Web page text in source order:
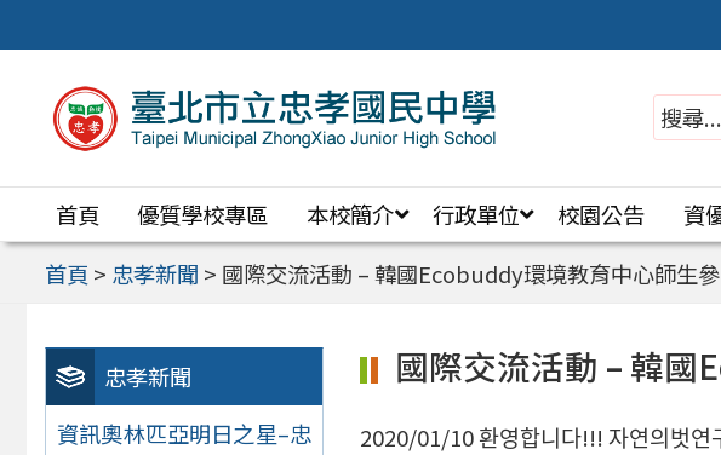
至
區
首頁 優質學校專區 本校簡介 行政單位 校園公告 資
首頁 > 忠孝新聞 > 國際交流活動 – 韓國Ecobuddy環境教育中心師生
忠孝新聞
資訊奧林匹亞明日之星–忠
國際交流活動 – 韓
2020/01/10 환영합니다!!! 자연의벗연